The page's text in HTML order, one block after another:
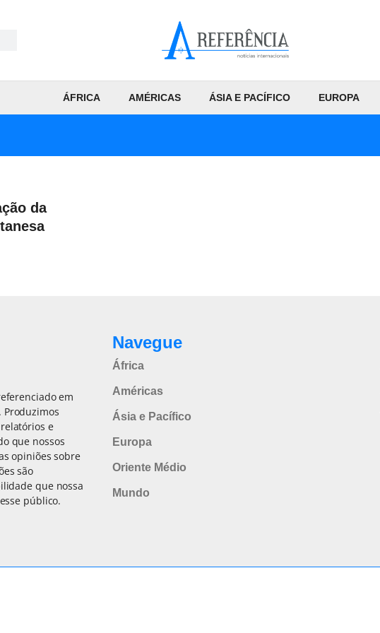
ÁFRICA AMÉRICAS ÁSIA E PACÍFICO EUROPA
da
em
e
que nossos
opiniões sobre
são
que nossa
público.
Navegue
África
Américas
Ásia e Pacífico
Europa
Oriente Médio
Mundo